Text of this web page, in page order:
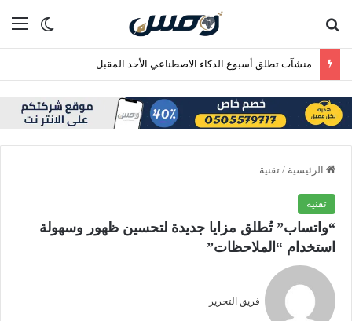
الوضع
منشآت تطلق أسبوع الذكاء الاصطناعي الأحد المقبل
الرئيسية / تقنية
تقنية
“واتساب” تُطلق مزايا جديدة لتحسين ظهور وسهولة
استخدام “الملاحظات”
فريق التحرير